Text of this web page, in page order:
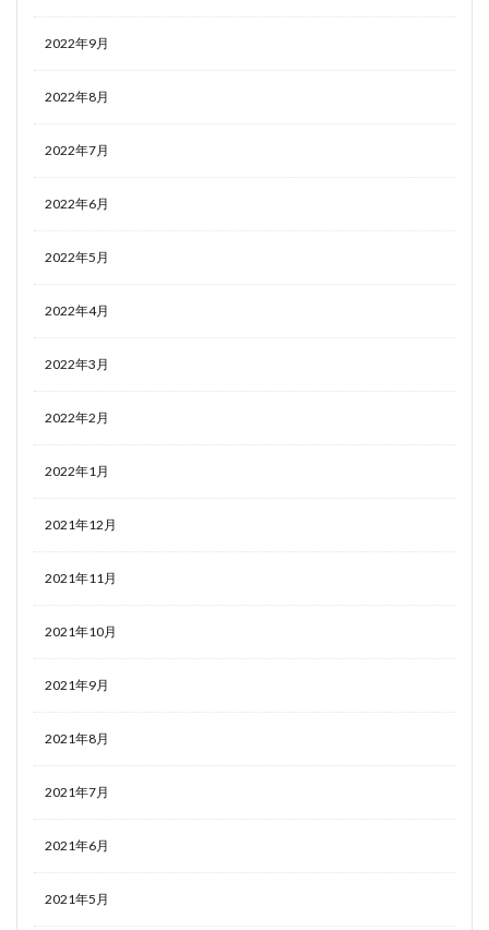
2022年9月
2022年8月
2022年7月
2022年6月
2022年5月
2022年4月
2022年3月
2022年2月
2022年1月
2021年12月
2021年11月
2021年10月
2021年9月
2021年8月
2021年7月
2021年6月
2021年5月